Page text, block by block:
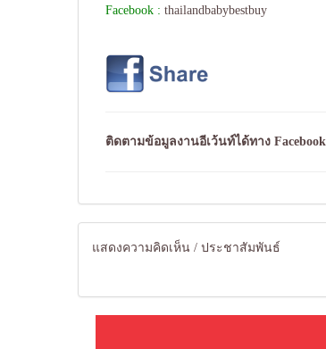
Facebook : thailandbabybestbuy
ติดตามข้อมูลงานอีเว้นท์ได้ทาง Facebook
แสดงความคิดเห็น / ประชาสัมพันธ์